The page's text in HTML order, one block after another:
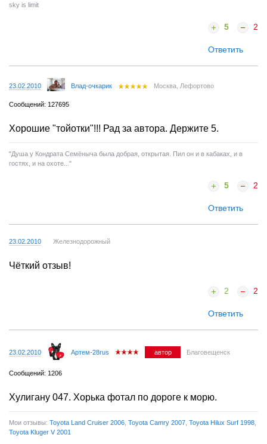
sky is limit
5 2
Ответить
23.02.2010 Влад-очкарик Москва, Лефортово
Сообщений: 127695
Хорошие "тойотки"!!! Рад за автора. Держите 5.
"Душа у Кондрата Семёныча была добрая, открытая. Пил он и в кабаках, и в
гостях, и на охоте..."
5 2
Ответить
23.02.2010 Железнодорожный
Чёткий отзыв!
2 2
Ответить
23.02.2010 Артем-28rus автор Благовещенск
Сообщений: 1206
Хулигану 047. Хорька фотал по дороге к морю.
Мои отзывы: Toyota Land Cruiser 2006 Toyota Camry 2007 Toyota Hilux Surf 1998
Toyota Kluger V 2001